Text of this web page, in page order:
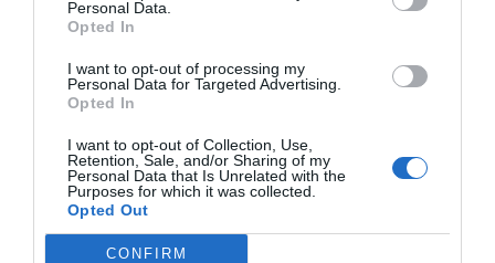
Personal Data.
Opted In
I want to opt-out of processing my
Personal Data for Targeted Advertising.
Opted In
I want to opt-out of Collection, Use,
Retention, Sale, and/or Sharing of my
Personal Data that Is Unrelated with the
Purposes for which it was collected.
Opted Out
CONFIRM
Índex2P
RC Deportivo
Imprimir